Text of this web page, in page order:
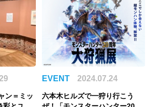
ン＝ミッ
EVENT 2024.07.24
六本木ヒルズで一狩り行こう